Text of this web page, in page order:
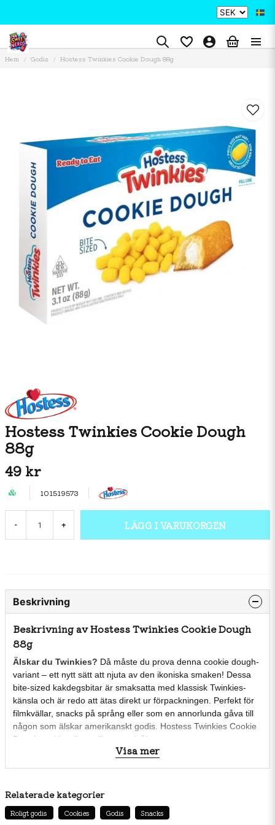
Hem Godis Hostess Twinkies Cookie Dough 88g
Hostess Twinkies Cookie Dough
88g
49 kr
101519573
- + LÄGG I VARUKORGEN
Beskrivning
Beskrivning av Hostess Twinkies Cookie Dough
88g
Älskar du Twinkies? Då måste du prova denna cookie dough-
variant – ett nytt sätt att njuta av den ikoniska smaken! Dessa
bite-sized kakdegsbitar är smaksatta med klassisk Twinkies-
känsla och är redo att ätas direkt ur förpackningen. Perfekt för
filmkvällar, snacks på språng eller som en annorlunda gåva till
någon som älskar amerikanskt godis. Hostess Twinkies Cookie
Dough tar klassikern till nästa nivå!
– Ingen bakning behövs
🎉 Ca 50 st små kakdegsbitar per förpackning
💛 Twinkie-smak
i kakdegsformat – unikt och
beroendeframkallande!
Visa mer
Relaterade kategorier
Roligt godis Cookies Godis Snacks